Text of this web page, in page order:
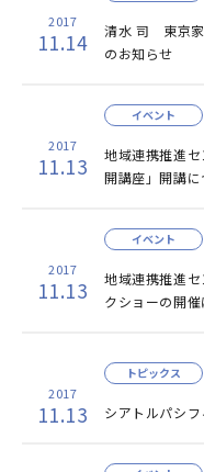
2017
11.14
清水 司 東京家
のお知らせ
2017
11.13
地域連携推進
開講座」開講に
イベント
2017
11.13
地域連携推進
クショーの開催
イベント
2017
11.13 シアトルパシフ
トピックス